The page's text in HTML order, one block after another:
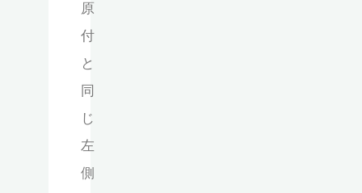
原
付
と
同
じ
左
側